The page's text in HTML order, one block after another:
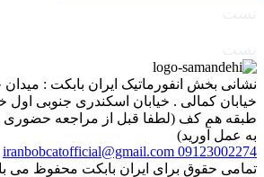
نشانی بخش انفورماتیک ایران بابکت :
طبقه هم کف (لطفا قبل از مراجعه حضوری ،
به عمل آورید)
09123002274
iranbobcatofficial@gmail.com
تمامی حقوق برای ایران بابکت محفوظ می